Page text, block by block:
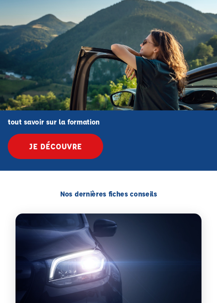
tout savoir sur la formation
JE DÉCOUVRE
Nos dernières fiches conseils